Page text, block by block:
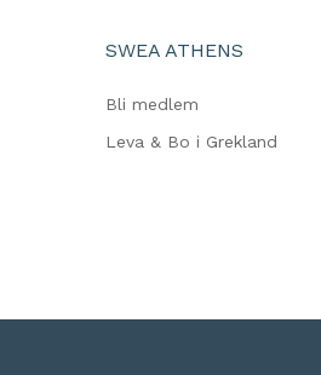
SWEA ATHENS
Bli medlem
Leva & Bo i Grekland